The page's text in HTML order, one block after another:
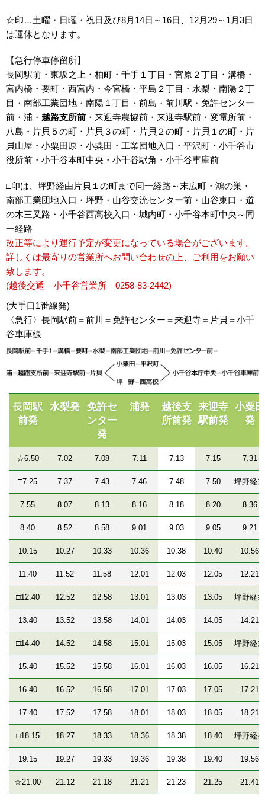
☆印…土曜・日曜・祝日及び8月14日～16日、12月29～1月3日
は運休となります。
【急行停車停留所】
長岡駅前・東坂之上・柏町・千手１丁目・宮原２丁目・溝橋・
宮内橋・要町・西宮内・今宮橋・平島２丁目・水梨・南陽２丁
目・南部工業団地・南陽１丁目・前島・前川駅・免許センター
前・浦・ 越路支所前 ・来迎寺農協前・来迎寺駅前・変電所前・
八島・片貝５の町・片貝３の町・片貝２の町・片貝１の町・片
貝山屋・小粟田原・小粟田・工業団地入口・平沢町・小千谷市
役所前・小千谷本町中央・小千谷駅角・小千谷車庫前
□印は、坪野経由片貝１の町まで同一経路～末広町・鴻の巣・
南部工業団地入口・坪野・山谷交流センター前・山谷東口・道
の木三叉路・小千谷西高校入口・城内町・小千谷本町中央～同
一経路
改正等により運行予定が変更になっている場合がございます。
詳しくは最寄りの営業所へお問い合わせの上、ご利用をお願い
致します。
(越後交通 小千谷営業所 0258-83-2442)
(大手口1番線発)
〈急行〉長岡駅前＝前川＝免許センター＝来迎寺＝片貝＝小千
谷車庫線
長岡駅
前発
水梨発
免許セ
ンター
発
浦発
越後支
所前発
来迎寺
駅前発
小粟田
発
☆6.50 7.02 7.08 7.11 7.13 7.15 7.31
□7.25 7.37 7.43 7.46 7.48 7.50 坪野経由
7.55 8.07 8.13 8.16 8.18 8.20 8.36
8.40 8.52 8.58 9.01 9.03 9.05 9.21
10.15 10.27 10.33 10.36 10.38 10.40 10.56
11.40 11.52 11.58 12.01 12.03 12.05 12.21
□12.40 12.52 12.58 13.01 13.03 13.05 坪野経由
13.40 13.52 13.58 14.01 14.03 14.05 14.21
□14.40 14.52 14.58 15.01 15.03 15.05 坪野経由
15.40 15.52 15.58 16.01 16.03 16.05 16.21
16.40 16.52 16.58 17.01 17.03 17.05 17.21
17.40 17.52 17.58 18.01 18.03 18.05 18.21
□18.15 18.27 18.33 18.36 18.38 18.40 坪野経由
19.15 19.27 19.33 19.36 19.38 19.40 19.56
☆21.00 21.12 21.18 21.21 21.23 21.25 21.41